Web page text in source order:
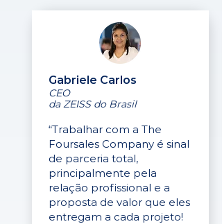
Gabriele Carlos
CEO
da ZEISS do Brasil
“Trabalhar com a The
Foursales Company é sinal
de parceria total,
principalmente pela
relação profissional e a
proposta de valor que eles
entregam a cada projeto!